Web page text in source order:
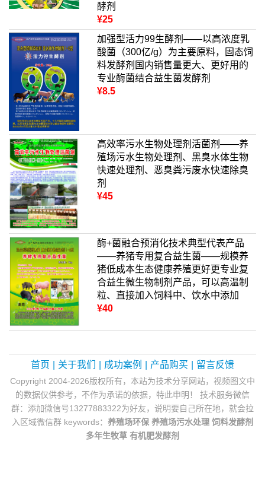
酵剂
¥25
加强型活力99生酵剂——以高浓度乳
酸菌（300亿/g）为主要原料，固态饲
料发酵剂国内销售量更大、更好用的
专业酶菌结合益生菌发酵剂
¥8.5
高效率污水生物处理剂活菌剂——养
殖场污水生物处理剂、黑臭水体生物
快速处理剂、恶臭粪污废水快速除臭
剂
¥45
酶+菌融合预消化技术典型代表产品
——养猪专用复合益生菌——规模养
猪低成本生态健康养殖更好更专业复
合益生微生物制剂产品，可以高温制
粒、直接加入饲料中、饮水中添加
¥40
首页 关于我们 成功案例 产品购买 留言反馈
Copyright 2004-2026版权所有，本站为技术分享网站，视频图文中
的数据仅供参考，不作为承诺的依据，特此申明！ 技术服务微信
群：添加微信号13277883322为好友，说明要自己所在地，就会拉
入区域微信群 keywords： 养殖场环保 养殖场污水处理 饲料发酵剂
多年生牧草 有机肥发酵剂